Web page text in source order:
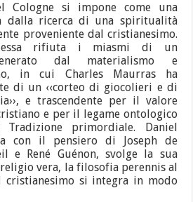
Cologne si impone come una
dalla ricerca di una spiritualità
proveniente dal cristianesimo.
essa rifiuta i miasmi di un
dal materialismo e
in cui Charles Maurras ha
di un ‹‹corteo di giocolieri e di
e trascendente per il valore
e per il legame ontologico
primordiale. Daniel
con il pensiero di Joseph de
e René Guénon, svolge la sua
vera, la filosofia perennis al
si integra in modo